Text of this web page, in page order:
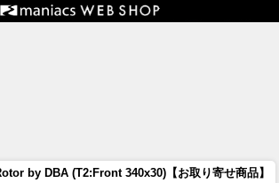
by DBA (T2:Front 340x30)【お取り寄せ商品】